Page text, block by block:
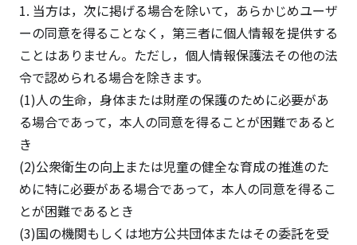
1. 当方は，次に掲げる場合を除いて，あらかじめユーザ
ーの同意を得ることなく，第三者に個人情報を提供する
ことはありません。ただし，個人情報保護法その他の法
令で認められる場合を除きます。
(1)人の生命，身体または財産の保護のために必要があ
る場合であって，本人の同意を得ることが困難であると
き
(2)公衆衛生の向上または児童の健全な育成の推進のた
めに特に必要がある場合であって，本人の同意を得るこ
とが困難であるとき
(3)国の機関もしくは地方公共団体またはその委託を受